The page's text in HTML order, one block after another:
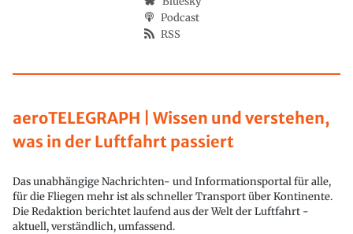
aeroTELEGRAPH | Wissen und verstehen,
was in der Luftfahrt passiert
Das unabhängige Nachrichten- und Informationsportal für alle,
für die Fliegen mehr ist als schneller Transport über Kontinente.
Die Redaktion berichtet laufend aus der Welt der Luftfahrt -
aktuell, verständlich, umfassend.
Podcast
RSS